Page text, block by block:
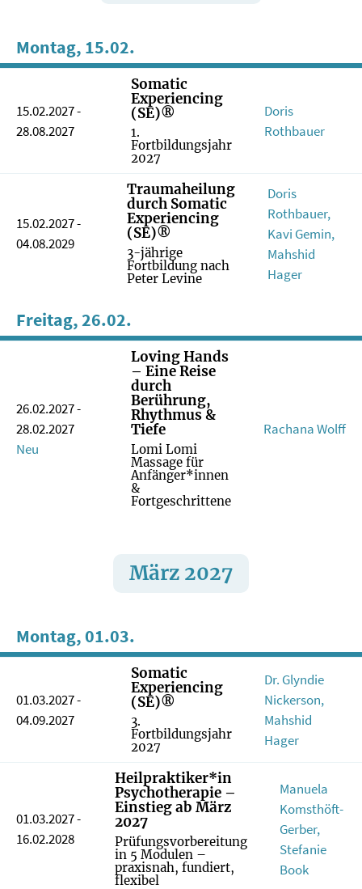
Montag, 15.02.
15.02.2027 -
28.08.2027
Somatic
Experiencing
(SE)®
1.
Fortbildungsjahr
2027
Doris
Rothbauer
15.02.2027 -
04.08.2029
Traumaheilung
durch Somatic
Experiencing
(SE)®
3-jährige
Fortbildung nach
Peter Levine
Doris
Rothbauer,
Kavi Gemin,
Mahshid
Hager
Freitag, 26.02.
26.02.2027 -
28.02.2027
Neu
Loving Hands
– Eine Reise
durch
Berührung,
Rhythmus &
Tiefe
Lomi Lomi
Massage für
Anfänger*innen
&
Fortgeschrittene
Rachana Wolff
März 2027
Montag, 01.03.
01.03.2027 -
04.09.2027
Somatic
Experiencing
(SE)®
3.
Fortbildungsjahr
2027
Dr. Glyndie
Nickerson,
Mahshid
Hager
01.03.2027 -
16.02.2028
Heilpraktiker*in
Psychotherapie –
Einstieg ab März
2027
Prüfungsvorbereitung
in 5 Modulen –
praxisnah, fundiert,
flexibel
Manuela
Komsthöft-
Gerber,
Stefanie
Book